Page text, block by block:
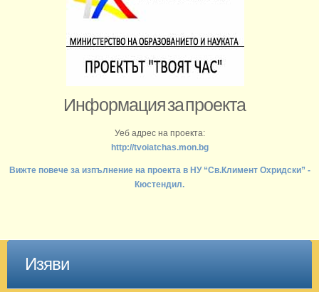
Информация за проекта
Уеб адрес на проекта:
http://tvoiatchas.mon.bg
Вижте повече за изпълнение на проекта в НУ “Св.Климент Охридски” -
Кюстендил.
Изяви